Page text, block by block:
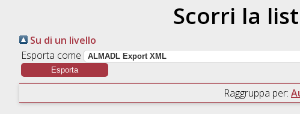
Scorri la
Su di un livello
Esporta come
Raggruppa per: